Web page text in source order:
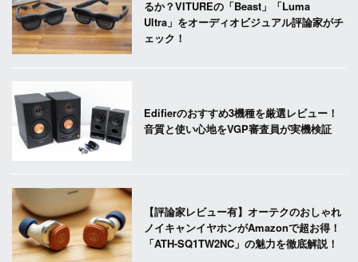
るか？VITUREの「Beast」「Luma
Ultra」をオーディオビジュアル評論家がチ
ェック！
Edifierのおすすめ3機種を厳選レビュー！
音質と使い心地をVGP審査員が実機検証
【評論家レビュー有】オーテクのおしゃれ
ノイキャンイヤホンがAmazonで超お得！
「ATH-SQ1TW2NC」の魅力を徹底解説！